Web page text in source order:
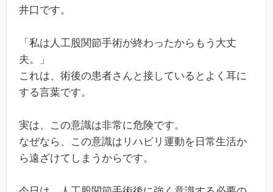
井口です。
「私は人工股関節手術が終わったからもう大丈
夫。」
これは、術後の患者さんと接しているとよく耳に
する言葉です。
実は、この意識は非常に危険です。
なぜなら、この意識はリハビリ運動を日常生活か
ら遠ざけてしまうからです。